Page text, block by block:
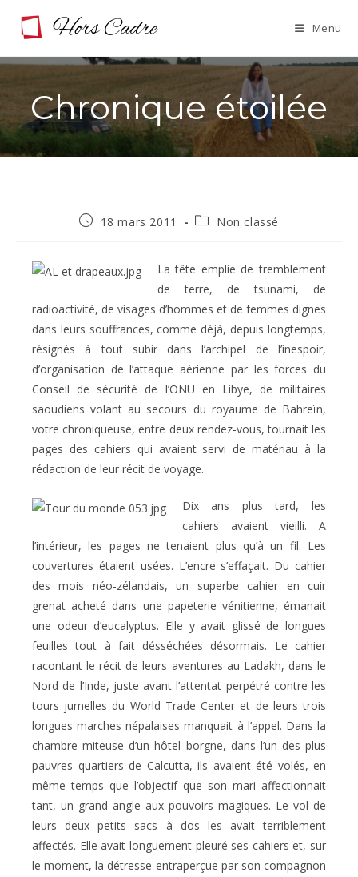
Menu
Chronique étoilée
Publication
18 mars 2011
PostNon classé
La tête emplie de tremblement
de terre, de tsunami, de
radioactivité, de visages d’hommes et de femmes dignes
dans leurs souffrances, comme déjà, depuis longtemps,
résignés à tout subir dans l’archipel de l’inespoir,
d’organisation de l’attaque aérienne par les forces du
Conseil de sécurité de l’ONU en Libye, de militaires
saoudiens volant au secours du royaume de Bahreïn,
votre chroniqueuse, entre deux rendez-vous, tournait les
pages des cahiers qui avaient servi de matériau à la
rédaction de leur récit de voyage.
Dix ans plus tard, les
cahiers avaient vieilli. A
l’intérieur, les pages ne tenaient plus qu’à un fil. Les
couvertures étaient usées. L’encre s’effaçait. Du cahier
des mois néo-zélandais, un superbe cahier en cuir
grenat acheté dans une papeterie vénitienne, émanait
une odeur d’eucalyptus. Elle y avait glissé de longues
feuilles tout à fait désséchées désormais. Le cahier
racontant le récit de leurs aventures au Ladakh, dans le
Nord de l’Inde, juste avant l’attentat perpétré contre les
tours jumelles du World Trade Center et de leurs trois
longues marches népalaises manquait à l’appel. Dans la
chambre miteuse d’un hôtel borgne, dans l’un des plus
pauvres quartiers de Calcutta, ils avaient été volés, en
même temps que l’objectif que son mari affectionnait
tant, un grand angle aux pouvoirs magiques. Le vol de
leurs deux petits sacs à dos les avait terriblement
affectés. Elle avait longuement pleuré ses cahiers et, sur
le moment, la détresse entraperçue par son compagnon